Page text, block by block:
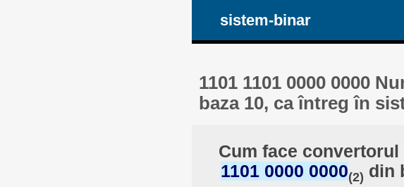
sistem-binar
1101 1101 0000 0000
baza 10, ca întreg în
Cum face
1101 0000 0000(2) din